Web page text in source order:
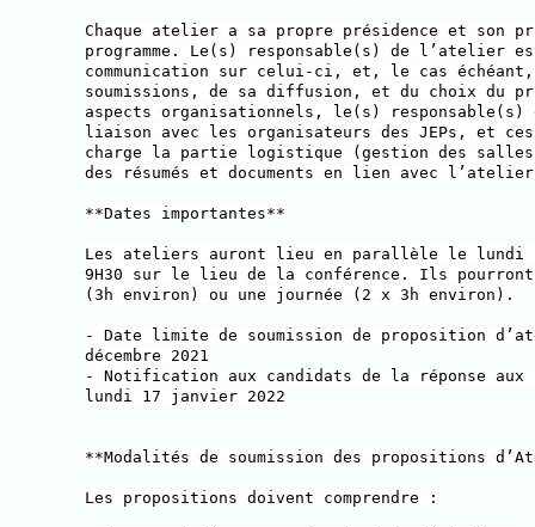
Chaque atelier a sa propre présidence et son
programme. Le(s) responsable(s) de l’atelier
communication sur celui-ci, et, le cas
soumissions, de sa diffusion, et du choix du
aspects organisationnels, le(s)
liaison avec les organisateurs des JEPs, et
charge la partie logistique (gestion des
des résumés et documents en lien avec
**Dates importantes**
Les ateliers auront lieu en parallèle le lundi
9H30 sur le lieu de la conférence. Ils pourront
(3h environ) ou une journée (2 x 3h environ).
- Date limite de soumission de proposition
décembre 2021
- Notification aux candidats de la réponse
lundi 17 janvier 2022
**Modalités de soumission des propositions
Les propositions doivent comprendre :